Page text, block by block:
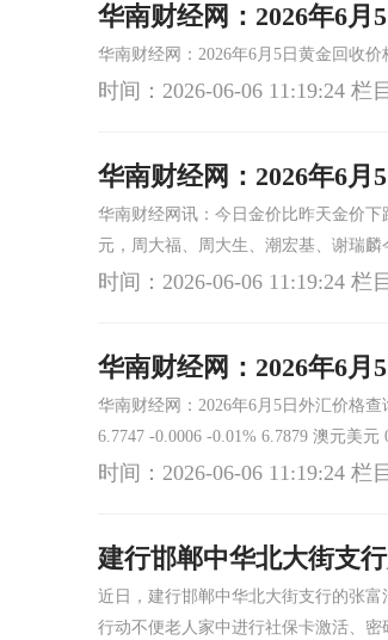
华南财经网：2026年6月
华南财经网：2026年6月5日黄金回收价
时间：2026-06-06 11:19:24 栏
华南财经网：2026年6月
华南财经网讯：今日金价比昨天金价下
元，周大福、周大生、潮宏基、谢瑞麟
时间：2026-06-06 11:19:24 栏
华南财经网：2026年6月
华南财经网：2026年6月5日外汇价格
6.7747 -0.0006 -0.01% 6.7879 澳元美
时间：2026-06-06 11:19:24 栏
建行邯郸中华北大街支
近日，建行邯郸中华北大街支行的张
行动不便老人家中进行社保卡激活、密